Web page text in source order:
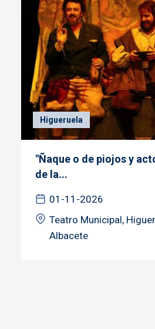
Higueruela
"Ñaque o de piojos y
de la...
01-11-2026
Teatro Municipal,
Albacete